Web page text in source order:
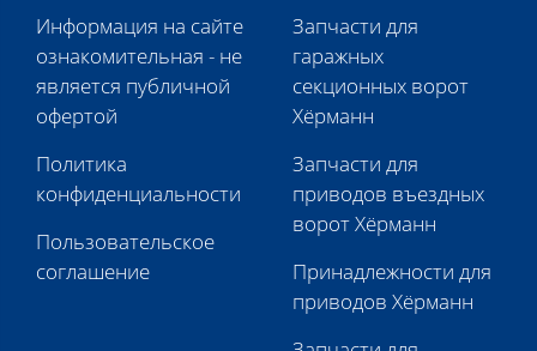
Информация на сайте
ознакомительная - не
является публичной
офертой
Политика
конфиденциальности
Пользовательское
соглашение
Запчасти для
гаражных
секционных ворот
Хёрманн
Запчасти для
приводов въездных
ворот Хёрманн
Принадлежности для
приводов Хёрманн